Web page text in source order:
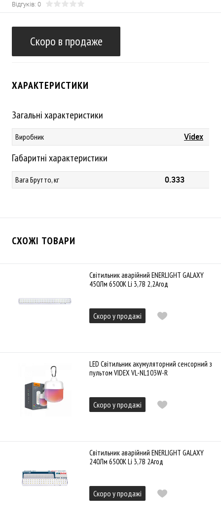
Відгуків: 0
Скоро в продаже
ХАРАКТЕРИСТИКИ
Загальні характеристики
Виробник Videx
Габаритні характеристики
Вага Брутто, кг 0.333
СХОЖІ ТОВАРИ
Cвітильник аварійний ENERLIGHT GALAXY
450Лм 6500К Li 3,7В 2,2Агод
Скоро у продажі
LED Світильник акумуляторний сенсорний з
пультом VIDEX VL-NL103W-R
Скоро у продажі
Cвітильник аварійний ENERLIGHT GALAXY
240Лм 6500К Li 3,7В 2Агод
Скоро у продажі